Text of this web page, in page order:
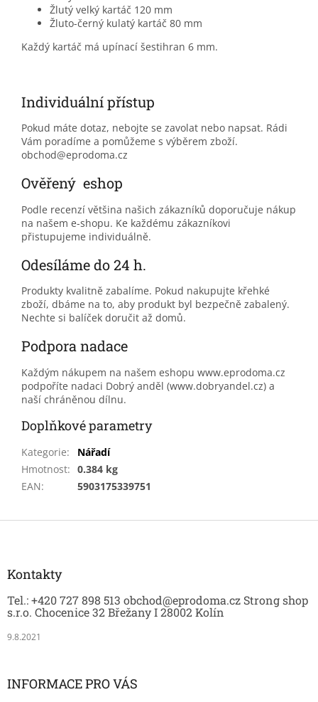
Žlutý velký kartáč 120 mm
Žluto-černý kulatý kartáč 80 mm
Každý kartáč má upínací šestihran 6 mm.
Individuální přístup
Pokud máte dotaz, nebojte se zavolat nebo napsat. Rádi
Vám poradíme a pomůžeme s výběrem zboží.
obchod@eprodoma.cz
Ověřený eshop
Podle recenzí většina našich zákazníků doporučuje nákup
na našem e-shopu. Ke každému zákazníkovi
přistupujeme individuálně.
Odesíláme do 24 h.
Produkty kvalitně zabalíme. Pokud nakupujte křehké
zboží, dbáme na to, aby produkt byl bezpečně zabalený.
Nechte si balíček doručit až domů.
Podpora nadace
Každým nákupem na našem eshopu www.eprodoma.cz
podpoříte nadaci Dobrý anděl (www.dobryandel.cz) a
naší chráněnou dílnu.
Doplňkové parametry
Kategorie:
Nářadí
Hmotnost: 0.384 kg
EAN: 5903175339751
Z
Kontakty
Tel.: +420 727 898 513 obchod@eprodoma.cz Strong shop
s.r.o. Chocenice 32 Břežany I 28002 Kolín
9.8.2021
INFORMACE PRO VÁS